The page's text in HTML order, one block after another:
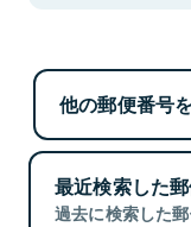
他の郵便番号
最近検索した
過去に検索した